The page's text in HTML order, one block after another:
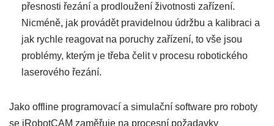
přesnosti řezání a prodloužení životnosti zařízení.
Nicméně, jak provádět pravidelnou údržbu a kalibraci a
jak rychle reagovat na poruchy zařízení, to vše jsou
problémy, kterým je třeba čelit v procesu robotického
laserového řezání.
Jako offline programovací a simulační software pro roboty
se iRobotCAM zaměřuje na procesní požadavky